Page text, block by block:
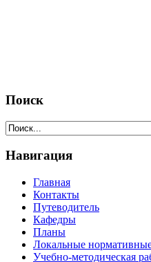
Поиск
Навигация
Главная
Контакты
Путеводитель
Кафедры
Планы
Локальные
Учебно-методическая